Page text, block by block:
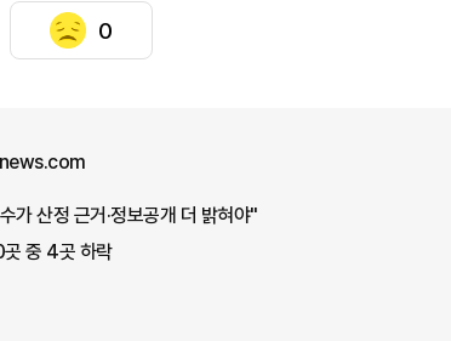
0
가 산정 근거·정보공개 더 밝혀야"
곳 중 4곳 하락